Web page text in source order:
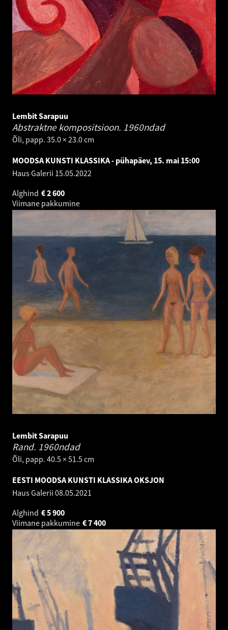
Lembit Sarapuu
Abstraktne kompositsioon. 1960ndad
Õli, papp. 35.0 × 23.0 cm
MOODSA KUNSTI KLASSIKA - pühapäev, 15. mai 15:00
Haus Galerii 15.05.2022
Alghind
2 600
€
Viimane pakkumine
Lembit Sarapuu
Rand. 1960ndad
Õli, papp. 40.5 × 51.5 cm
EESTI MOODSA KUNSTI KLASSIKA OKSJON
Haus Galerii 08.05.2021
Alghind
5 900
€
Viimane pakkumine
7 400
€